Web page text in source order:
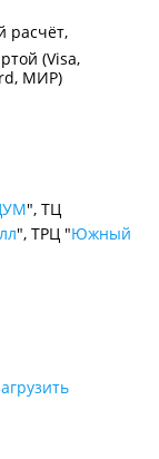
расчёт
(Visa,
МИР)
", ТЦ
", ТРЦ "Южный